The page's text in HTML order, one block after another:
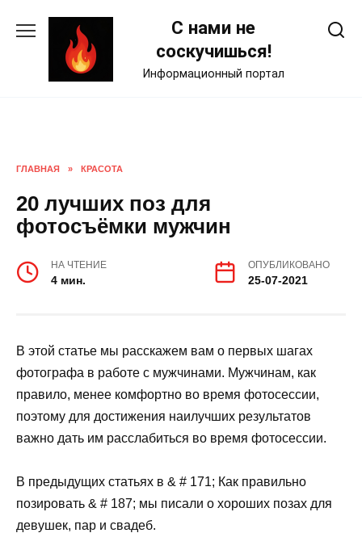
С нами не
соскучишься!
Информационный портал
ГЛАВНАЯ » КРАСОТА
20 лучших поз для
фотосъёмки мужчин
НА ЧТЕНИЕ
4 мин.
ОПУБЛИКОВАНО
25-07-2021
В этой статье мы расскажем вам о первых шагах
фотографа в работе с мужчинами. Мужчинам, как
правило, менее комфортно во время фотосессии,
поэтому для достижения наилучших результатов
важно дать им расслабиться во время фотосессии.
В предыдущих статьях в & # 171; Как правильно
позировать & # 187; мы писали о хороших позах для
девушек, пар и свадеб.